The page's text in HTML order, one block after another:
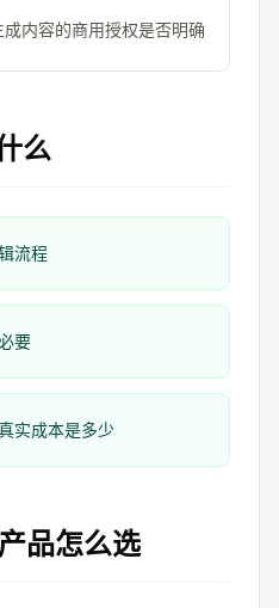
内容的商用授权是否明确
么
流程
要
实成本是多少
品怎么选